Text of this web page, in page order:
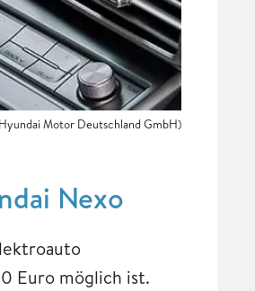
Motor Deutschland GmbH)
Nexo
Euro möglich ist.